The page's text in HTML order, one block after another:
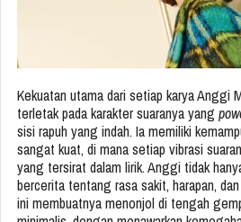
Kekuatan utama dari setiap karya Anggi
terletak pada karakter suaranya yang
sisi rapuh yang indah. Ia memiliki
sangat kuat, di mana setiap vibrasi
yang tersirat dalam lirik. Anggi tidak
bercerita tentang rasa sakit, harapan,
ini membuatnya menonjol di tengah